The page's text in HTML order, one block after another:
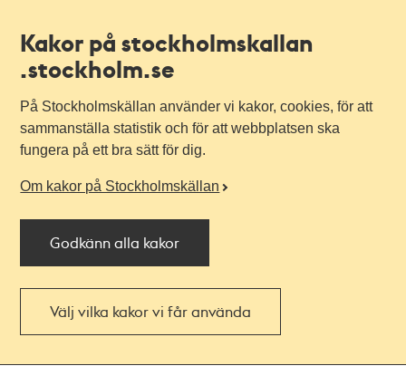
Kakor på stockholmskallan
.stockholm.se
På Stockholmskällan använder vi kakor, cookies, för att
sammanställa statistik och för att webbplatsen ska
fungera på ett bra sätt för dig.
Om kakor på Stockholmskällan
Godkänn alla kakor
Välj vilka kakor vi får använda